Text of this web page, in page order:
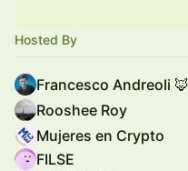
Hosted By
Francesco Andreoli 🦊
Rooshee Roy
Mujeres en Crypto
FILSE